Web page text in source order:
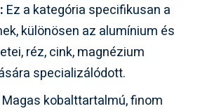
Ez a kategória specifikusan a
különösen az alumínium és
réz, cink, magnézium
specializálódott.
Magas kobalttartalmú, finom